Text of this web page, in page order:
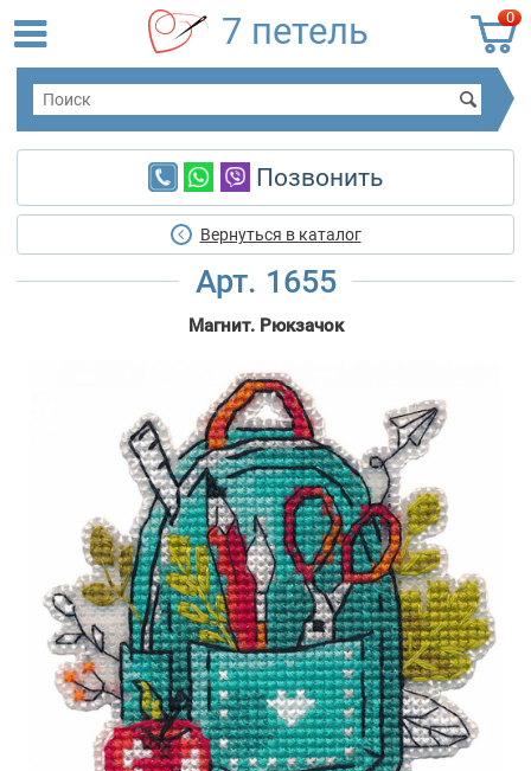
0
7 петель
Позвонить
Вернуться в каталог
Арт. 1655
Магнит. Рюкзачок